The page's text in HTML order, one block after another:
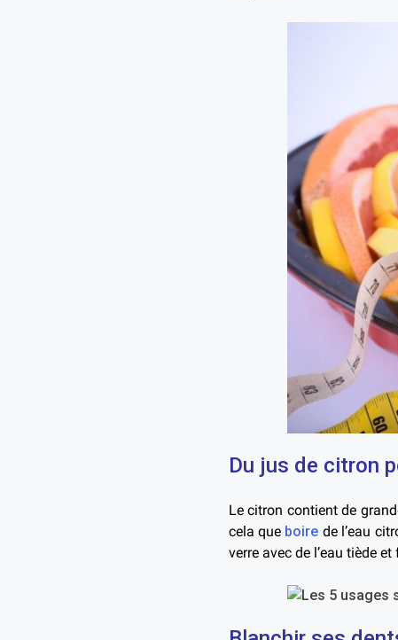
Du jus de citron
Le citron contient de
cela que boire de l’eau
verre avec de l’eau tiède